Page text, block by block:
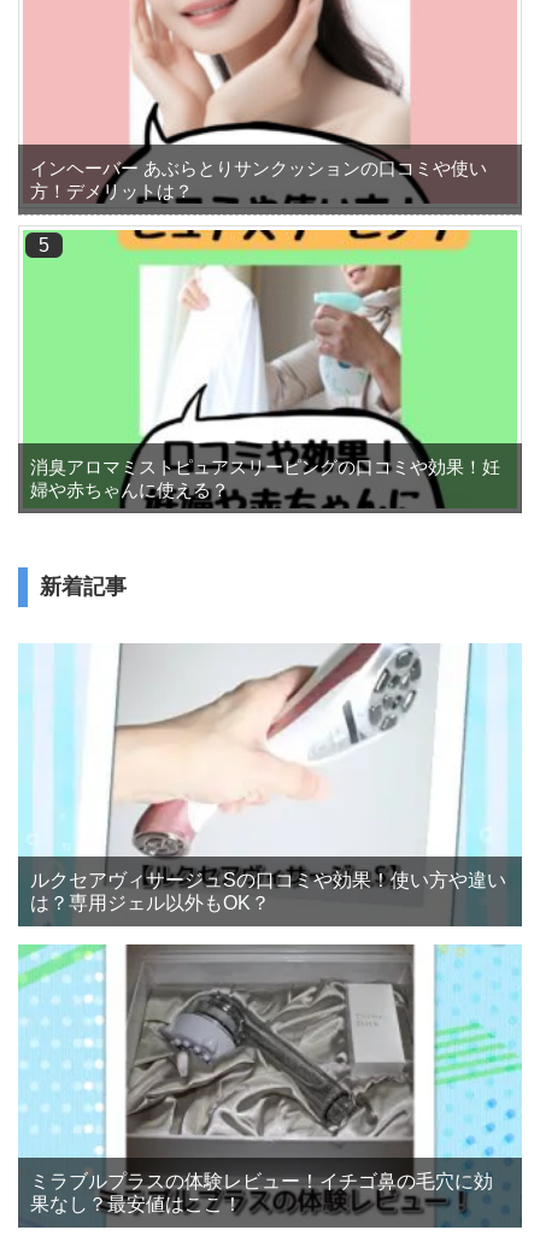
インヘーバー あぶらとりサンクッションの口コミや使い
方！デメリットは？
消臭アロマミストピュアスリーピングの口コミや効果！妊
婦や赤ちゃんに使える？
新着記事
ルクセアヴィサージュSの口コミや効果！使い方や違い
は？専用ジェル以外もOK？
ミラブルプラスの体験レビュー！イチゴ鼻の毛穴に効
果なし？最安値はここ！